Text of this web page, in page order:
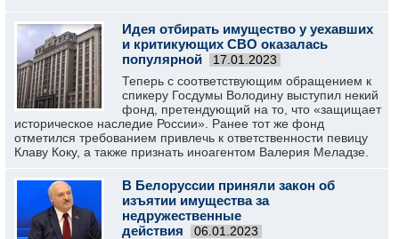
Идея отбирать имущество у уехавших
и критикующих СВО оказалась
популярной
17.01.2023
Теперь с соответствующим обращением к
спикеру Госдумы Володину выступил некий
фонд, претендующий на то, что «защищает
историческое наследие России». Ранее тот же фонд
отметился требованием привлечь к ответственности певицу
Клаву Коку, а также признать иноагентом Валерия Меладзе.
В Белоруссии приняли закон об
изъятии имущества за
недружественные
действия
06.01.2023